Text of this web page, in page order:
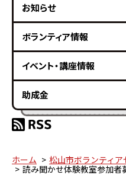
お知らせ
ボランティア情報
イベント・講座情報
助成金
ホーム 松山市ボランティア
読み聞かせ体験教室参加者